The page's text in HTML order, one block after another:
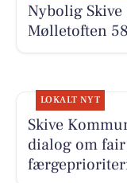
Nybolig
Mølletoften
LOKALT NYT
Skive
dialog om